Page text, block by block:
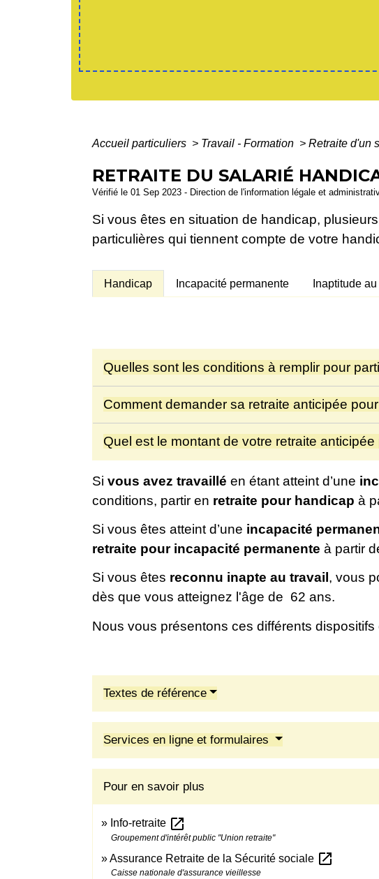
Accueil particuliers > Travail - Formation > Retraite d'un
RETRAITE DU SALARIÉ
Vérifié le 01 Sep 2023 - Direction de l'information légale et
Si vous êtes en situation de handicap,
particulières qui tiennent compte de votre
Handicap Incapacité permanente Inaptitude au
Quelles sont les conditions à remplir pour
Comment demander sa retraite anticipée
Quel est le montant de votre retraite
Si vous avez travaillé en étant atteint d’une
conditions, partir en retraite pour handicap à
Si vous êtes atteint d’une incapacité
retraite pour incapacité permanente à partir
Si vous êtes reconnu inapte au travail , vous
dès que vous atteignez l'âge de 62 ans.
Nous vous présentons ces différents
Textes de référence
Services en ligne et formulaires
Pour en savoir plus
Info-retraite open_in_new
Groupement d'intérêt public "Union retraite"
Assurance Retraite de la Sécurité sociale open_in_new
Caisse nationale d'assurance vieillesse